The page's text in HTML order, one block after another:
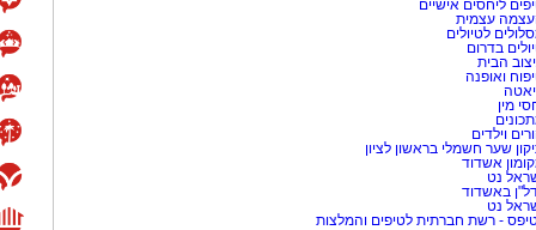
אהבה פוליטי", בביצוע חנן
דרך עולם השלטון והמשרדים
ובעיקר מזכירה לנו שלפעמים
– עם לא מעט משברים בדרך.
שבכתר
ליחסים אישיים
עצמית
לטיולים
בדרום
הבית
ואופנה
מין
וילדים
שער חשמלי בראשון לציון
אשדוד
נט
באשדוד
נט
- רשת חברתית לטיפים והמלצות